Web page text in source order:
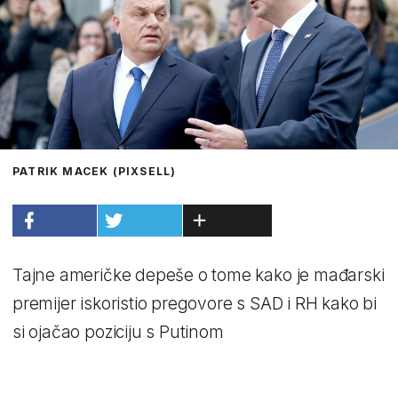
PATRIK MACEK (PIXSELL)
Tajne američke depeše o tome kako je mađarski
premijer iskoristio pregovore s SAD i RH kako bi
si ojačao poziciju s Putinom